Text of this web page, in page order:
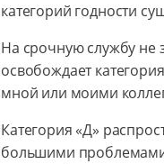
категорий годности
На срочную службу не
освобождает
мной или моими
Категория «Д»
большими проблемами